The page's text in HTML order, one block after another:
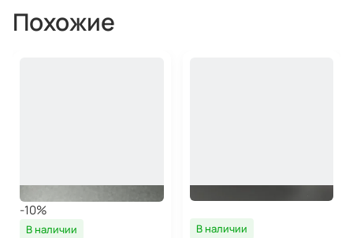
Похожие
-10%
В наличии
В наличии